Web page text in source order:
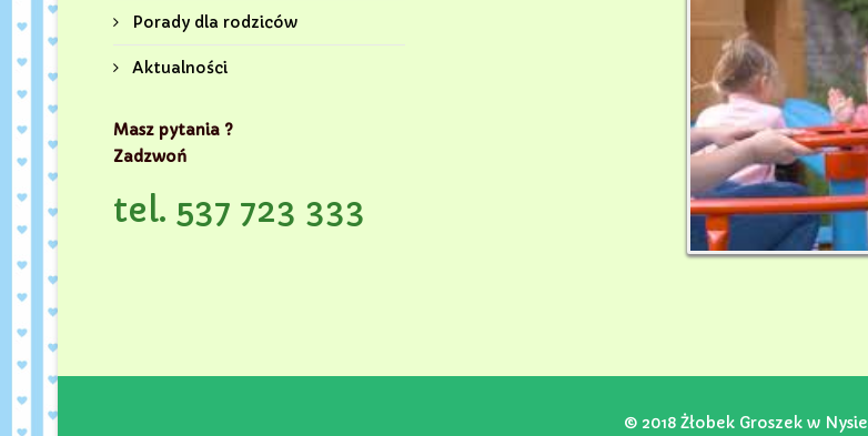
Porady dla rodziców
Aktualności
Masz pytania ?
Zadzwoń
tel. 537 723 333
© 2018 Żłobek Groszek w Nysie